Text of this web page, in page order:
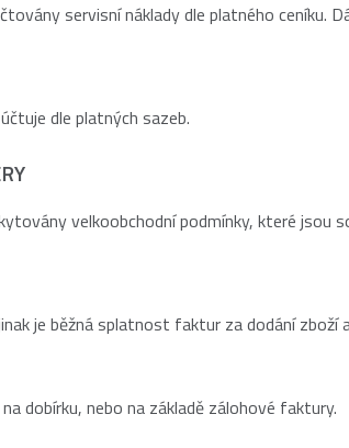
servisní náklady dle platného ceníku.
dle platných sazeb.
velkoobchodní podmínky, které jsou
je běžná splatnost faktur za dodání zboží
dobírku, nebo na základě zálohové faktury.